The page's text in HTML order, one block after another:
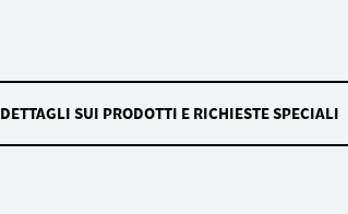
DETTAGLI SUI PRODOTTI E RICHIESTE SPECIALI